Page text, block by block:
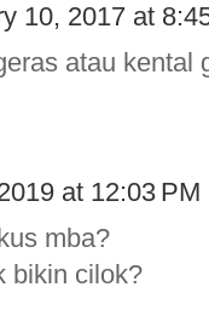
10, 2017 at
atau kental
at 12:03 PM
mba?
bikin cilok?